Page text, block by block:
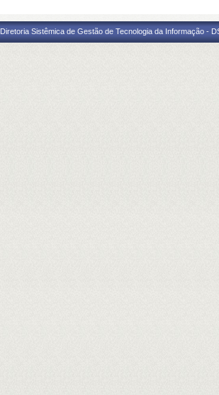
Diretoria Sistêmica de Gestão de Tecnologia da Informação -